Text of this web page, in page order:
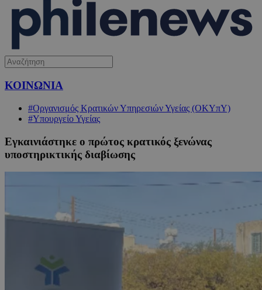
ΚΟΙΝΩΝΙΑ
#Οργανισμός Κρατικών Υπηρεσιών Υγείας (ΟΚΥπΥ)
#Υπουργείο Υγείας
Εγκαινιάστηκε ο πρώτος κρατικός ξενώνας
υποστηρικτικής διαβίωσης